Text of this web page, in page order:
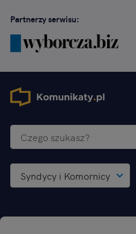
Partnerzy serwisu:
Syndycy i Komornicy